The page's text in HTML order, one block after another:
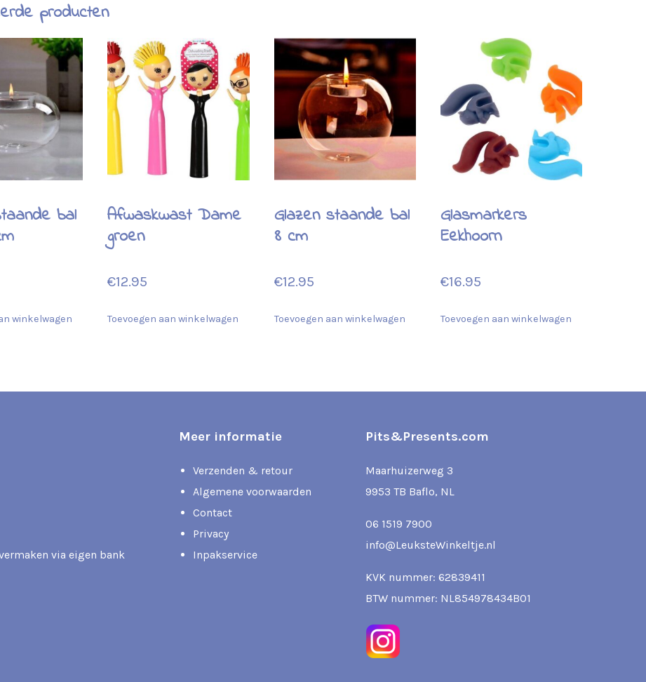
producten
bal
winkelwagen
Afwaskwast Dame
groen
€12.95
Toevoegen aan winkelwagen
Glazen staande bal
8 cm
€12.95
Toevoegen aan winkelwagen
Glasmarkers
Eekhoorn
€16.95
Toevoegen aan winkelwagen
via eigen bank
Meer informatie
Verzenden & retour
Algemene voorwaarden
Contact
Privacy
Inpakservice
Pits&Presents.com
Maarhuizerweg 3
9953 TB Baflo, NL
06 1519 7900
info@LeuksteWinkeltje.nl
KVK nummer: 62839411
BTW nummer: NL854978434B01